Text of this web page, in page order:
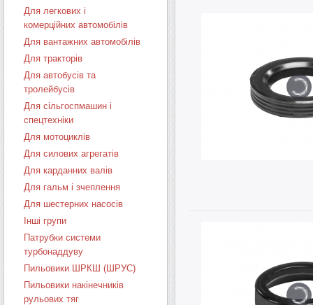
Для легкових і
комерційних автомобілів
Для вантажних автомобілів
Для тракторів
Для автобусів та
тролейбусів
Для сільгоспмашин і
спецтехніки
Для мотоциклів
Для силових агрегатів
Для карданних валів
Для гальм і зчеплення
Для шестерних насосів
Інші групи
Патрубки системи
турбонаддуву
Пильовики ШРКШ (ШРУС)
Пильовики накінечників
рульових тяг